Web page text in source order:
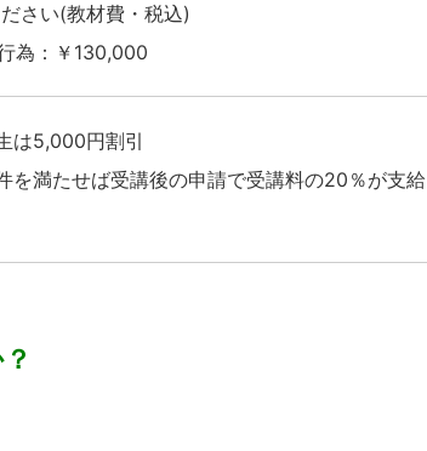
さい(教材費・税込)
：￥130,000
は5,000円割引
を満たせば受講後の申請で受講料の20％が支給